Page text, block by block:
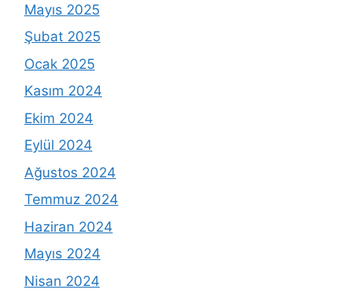
Mayıs 2025
Şubat 2025
Ocak 2025
Kasım 2024
Ekim 2024
Eylül 2024
Ağustos 2024
Temmuz 2024
Haziran 2024
Mayıs 2024
Nisan 2024